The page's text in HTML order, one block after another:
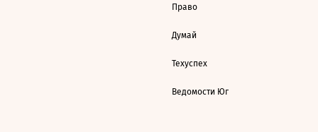
Право
Думай
Техуспех
Ведомости Юг